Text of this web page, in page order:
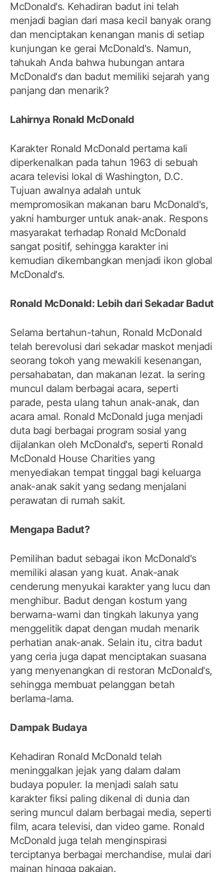
McDonald's. Kehadiran badut ini telah
menjadi bagian dari masa kecil banyak orang
dan menciptakan kenangan manis di setiap
kunjungan ke gerai McDonald's. Namun,
tahukah Anda bahwa hubungan antara
McDonald's dan badut memiliki sejarah yang
panjang dan menarik?
Lahirnya Ronald McDonald
Karakter Ronald McDonald pertama kali
diperkenalkan pada tahun 1963 di sebuah
acara televisi lokal di Washington, D.C.
Tujuan awalnya adalah untuk
mempromosikan makanan baru McDonald's,
yakni hamburger untuk anak-anak. Respons
masyarakat terhadap Ronald McDonald
sangat positif, sehingga karakter ini
kemudian dikembangkan menjadi ikon global
McDonald's.
Ronald McDonald: Lebih dari Sekadar Badut
Selama bertahun-tahun, Ronald McDonald
telah berevolusi dari sekadar maskot menjadi
seorang tokoh yang mewakili kesenangan,
persahabatan, dan makanan lezat. Ia sering
muncul dalam berbagai acara, seperti
parade, pesta ulang tahun anak-anak, dan
acara amal. Ronald McDonald juga menjadi
duta bagi berbagai program sosial yang
dijalankan oleh McDonald's, seperti Ronald
McDonald House Charities yang
menyediakan tempat tinggal bagi keluarga
anak-anak sakit yang sedang menjalani
perawatan di rumah sakit.
Mengapa Badut?
Pemilihan badut sebagai ikon McDonald's
memiliki alasan yang kuat. Anak-anak
cenderung menyukai karakter yang lucu dan
menghibur. Badut dengan kostum yang
berwarna-warni dan tingkah lakunya yang
menggelitik dapat dengan mudah menarik
perhatian anak-anak. Selain itu, citra badut
yang ceria juga dapat menciptakan suasana
yang menyenangkan di restoran McDonald's,
sehingga membuat pelanggan betah
berlama-lama.
Dampak Budaya
Kehadiran Ronald McDonald telah
meninggalkan jejak yang dalam dalam
budaya populer. Ia menjadi salah satu
karakter fiksi paling dikenal di dunia dan
sering muncul dalam berbagai media, seperti
film, acara televisi, dan video game. Ronald
McDonald juga telah menginspirasi
terciptanya berbagai merchandise, mulai dari
mainan hingga pakaian.